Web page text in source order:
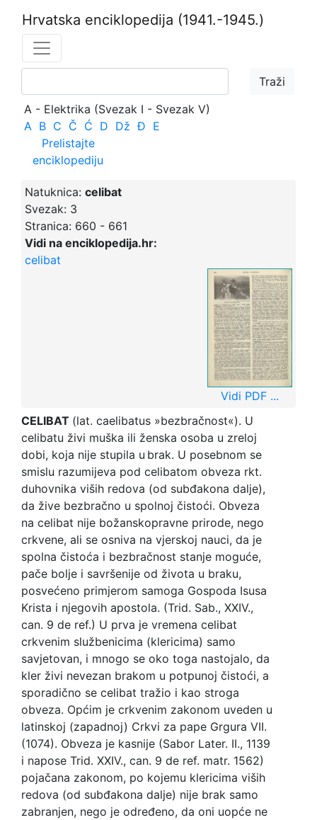
Hrvatska enciklopedija (1941.-1945.)
A - Elektrika (Svezak I - Svezak V)
A B C Č Ć D Dž Đ E
Prelistajte
enciklopediju
Natuknica: celibat
Svezak: 3
Stranica: 660 - 661
Vidi na enciklopedija.hr:
celibat
Vidi PDF ...
CELIBAT (lat. caelibatus »bezbračnost«). U
celibatu živi muška ili ženska osoba u zreloj
dobi, koja nije stupila u brak. U posebnom se
smislu razumijeva pod celibatom obveza rkt.
duhovnika viših redova (od subđakona dalje),
da žive bezbračno u spolnoj čistoći. Obveza
na celibat nije božanskopravne prirode, nego
crkvene, ali se osniva na vjerskoj nauci, da je
spolna čistoća i bezbračnost stanje moguće,
pače bolje i savršenije od života u braku,
posvećeno primjerom samoga Gospoda Isusa
Krista i njegovih apostola. (Trid. Sab., XXIV.,
can. 9 de ref.) U prva je vremena celibat
crkvenim službenicima (klericima) samo
savjetovan, i mnogo se oko toga nastojalo, da
kler živi nevezan brakom u potpunoj čistoći, a
sporadično se celibat tražio i kao stroga
obveza. Općim je crkvenim zakonom uveden u
latinskoj (zapadnoj) Crkvi za pape Grgura VII.
(1074). Obveza je kasnije (Sabor Later. II., 1139
i napose Trid. XXIV., can. 9 de ref. matr. 1562)
pojačana zakonom, po kojemu klericima viših
redova (od subđakona dalje) nije brak samo
zabranjen, nego je određeno, da oni uopće ne